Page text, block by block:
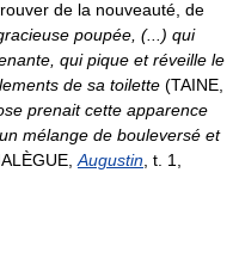
de la nouveauté, de
poupée, (...) qui
qui pique et réveille le
de sa toilette (TAINE,
prenait cette apparence
mélange de bouleversé et
Augustin, t. 1,